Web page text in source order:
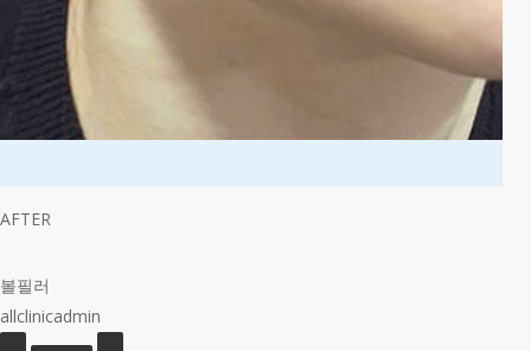
AFTER
볼필러
allclinicadmin